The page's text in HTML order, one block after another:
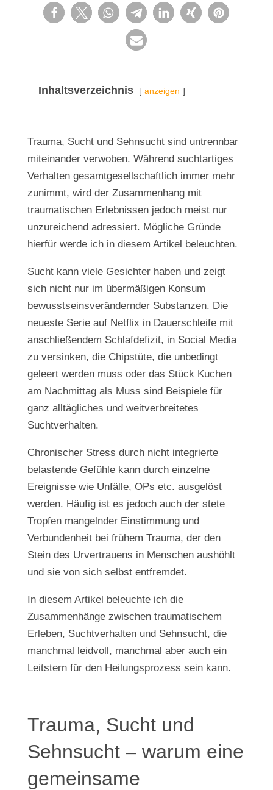
Inhaltsverzeichnis anzeigen
Trauma, Sucht und Sehnsucht sind untrennbar
miteinander verwoben. Während suchtartiges
Verhalten gesamtgesellschaftlich immer mehr
zunimmt, wird der Zusammenhang mit
traumatischen Erlebnissen jedoch meist nur
unzureichend adressiert. Mögliche Gründe
hierfür werde ich in diesem Artikel beleuchten.
Sucht kann viele Gesichter haben und zeigt
sich nicht nur im übermäßigen Konsum
bewusstseinsverändernder Substanzen. Die
neueste Serie auf Netflix in Dauerschleife mit
anschließendem Schlafdefizit, in Social Media
zu versinken, die Chipstüte, die unbedingt
geleert werden muss oder das Stück Kuchen
am Nachmittag als Muss sind Beispiele für
ganz alltägliches und weitverbreitetes
Suchtverhalten.
Chronischer Stress durch nicht integrierte
belastende Gefühle kann durch einzelne
Ereignisse wie Unfälle, OPs etc. ausgelöst
werden. Häufig ist es jedoch auch der stete
Tropfen mangelnder Einstimmung und
Verbundenheit bei frühem Trauma, der den
Stein des Urvertrauens in Menschen aushöhlt
und sie von sich selbst entfremdet.
In diesem Artikel beleuchte ich die
Zusammenhänge zwischen traumatischem
Erleben, Suchtverhalten und Sehnsucht, die
manchmal leidvoll, manchmal aber auch ein
Leitstern für den Heilungsprozess sein kann.
Trauma, Sucht und
Sehnsucht – warum eine
gemeinsame